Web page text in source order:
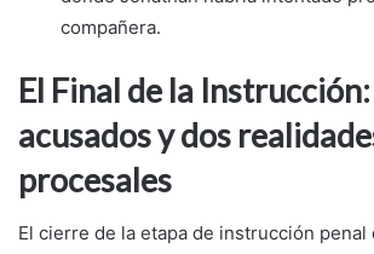
compañera.
El Final de la
acusados y dos
procesales
El cierre de la etapa de instrucción penal